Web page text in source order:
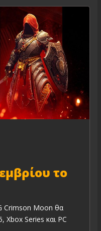
το
Crimson Moon θα
Xbox Series και PC